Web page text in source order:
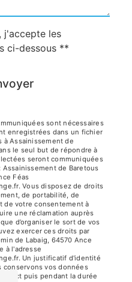
j'accepte les
ci-dessous **
sont nécessaires
enregistrées dans un fichier
à Assainissement de
le seul but de répondre à
seront communiquées
de Baretous
Féas
Vous disposez de droits
de portabilité, de
de votre consentement à
une réclamation auprès
d’organiser le sort de vos
exercer ces droits par
de Labaig, 64570 Ance
à l'adresse
Un justificatif d'identité
conservons vos données
puis pendant la durée